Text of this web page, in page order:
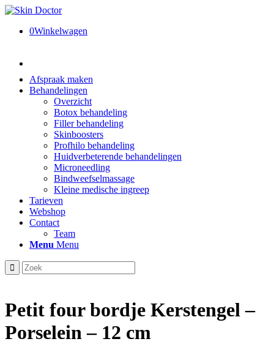
0Winkelwagen
Afspraak maken
Behandelingen
Overzicht
Botox behandeling
Filler behandeling
Skinboosters
Profhilo behandeling
Huidverbeterende behandelingen
Microneedling
Bindweefselmassage
Kleine medische ingreep
Tarieven
Webshop
Contact
Team
Menu Menu
Petit four bordje Kerstengel –
Porselein – 12 cm